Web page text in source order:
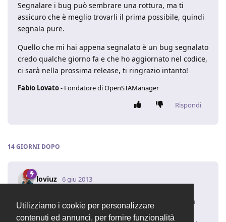
Utilizziamo i cookie per personalizzare
contenuti ed annunci, per fornire funzionalità
Segnalare i bug può sembrare una rottura, ma ti
assicuro che è meglio trovarli il prima possibile, quindi
segnala pure.
Quello che mi hai appena segnalato è un bug segnalato
credo qualche giorno fa e che ho aggiornato nel codice,
ci sarà nella prossima release, ti ringrazio intanto!
Fabio Lovato- Fondatore di OpenSTAManager
Rispondi
14 GIORNI DOPO
loviuz 6 giu 2013
Ti aggiorno solo dicendoti che nei preventivi, se non
selezioni nessun articolo ma digiti qualcosa nella